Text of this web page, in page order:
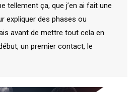
tellement ça, que j’en ai fait une
expliquer des phases ou
avant de mettre tout cela en
un premier contact, le